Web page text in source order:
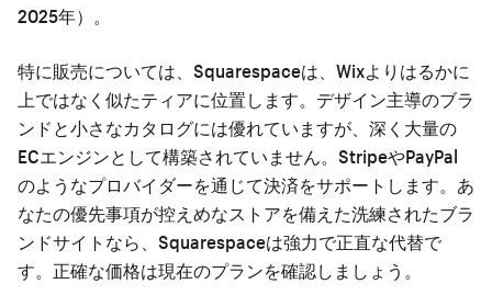
2025年）。
特に販売については、Squarespaceは、Wixよりはるかに
上ではなく似たティアに位置します。デザイン主導のブラ
ンドと小さなカタログには優れていますが、深く大量の
ECエンジンとして構築されていません。StripeやPayPal
のようなプロバイダーを通じて決済をサポートします。あ
なたの優先事項が控えめなストアを備えた洗練されたブラ
ンドサイトなら、Squarespaceは強力で正直な代替で
す。正確な価格は現在のプランを確認しましょう。